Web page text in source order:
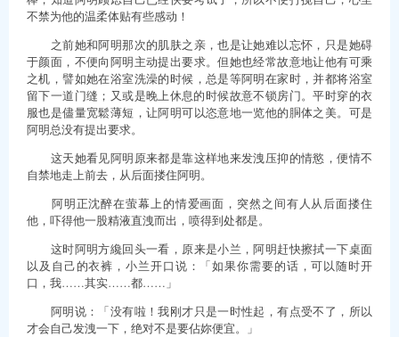
不禁为他的温柔体贴有些感动！
之前她和阿明那次的肌肤之亲，也是让她难以忘怀，只是她碍
于颜面，不便向阿明主动提出要求。但她也经常故意地让他有可乘
之机，譬如她在浴室洗澡的时候，总是等阿明在家时，并都将浴室
留下一道门缝；又或是晚上休息的时候故意不锁房门。平时穿的衣
服也是儘量宽鬆薄短，让阿明可以恣意地一览他的胴体之美。可是
阿明总没有提出要求。
这天她看见阿明原来都是靠这样地来发洩压抑的情慾，便情不
自禁地走上前去，从后面搂住阿明。
阿明正沈醉在萤幕上的情爱画面，突然之间有人从后面搂住
他，吓得他一股精液直洩而出，喷得到处都是。
这时阿明方纔回头一看，原来是小兰，阿明赶快擦拭一下桌面
以及自己的衣裤，小兰开口说：「如果你需要的话，可以随时开
口，我……其实……都……」
阿明说：「没有啦！我刚才只是一时性起，有点受不了，所以
才会自己发洩一下，绝对不是要佔妳便宜。」